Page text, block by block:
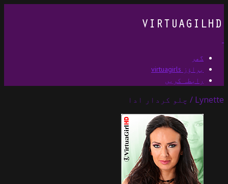
گھر
براؤز virtuagirls
رابطہ کریں
Lynette / چلو کردار ادا